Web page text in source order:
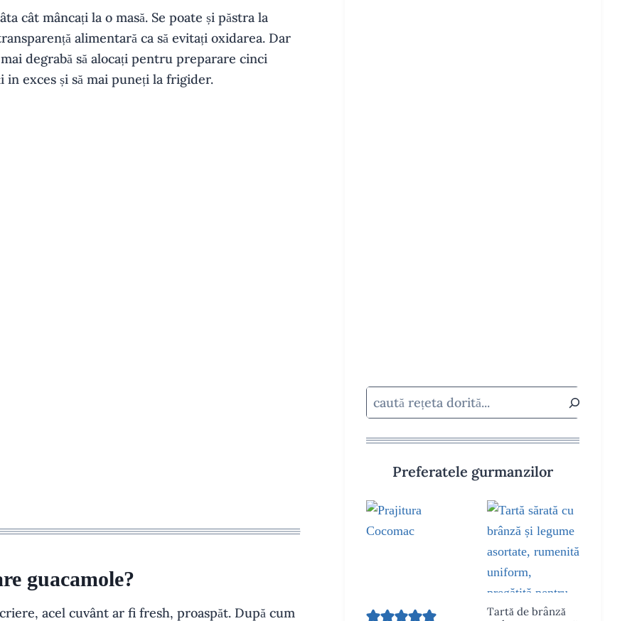
cât mâncați la o masă. Se poate și păstra la
alimentară ca să evitați oxidarea. Dar
degrabă să alocați pentru preparare cinci
in exces și să mai puneți la frigider.
guacamole?
acel cuvânt ar fi fresh, proaspăt. După cum
Preferatele gurmanzilor
Tartă de brânză